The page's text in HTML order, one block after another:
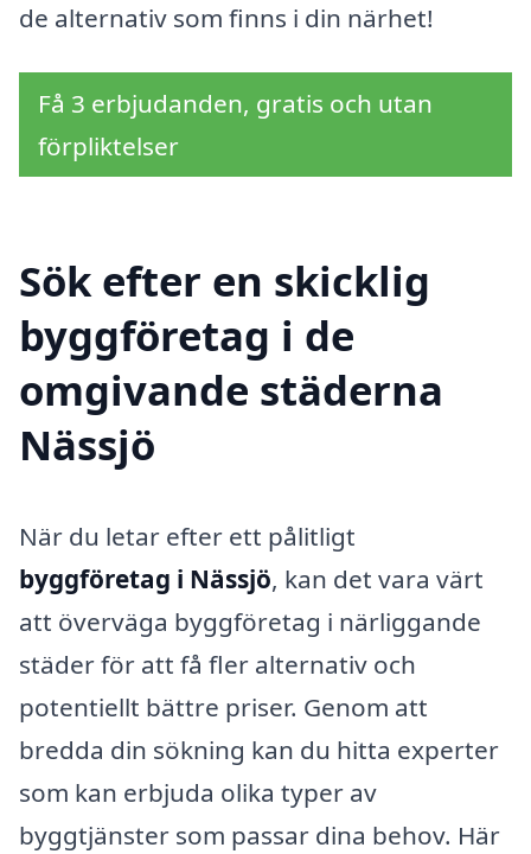
de alternativ som finns i din närhet!
Få 3 erbjudanden, gratis och utan
förpliktelser
Sök efter en skicklig
byggföretag i de
omgivande städerna
Nässjö
När du letar efter ett pålitligt
byggföretag i Nässjö, kan det vara värt
att överväga byggföretag i närliggande
städer för att få fler alternativ och
potentiellt bättre priser. Genom att
bredda din sökning kan du hitta experter
som kan erbjuda olika typer av
byggtjänster som passar dina behov. Här